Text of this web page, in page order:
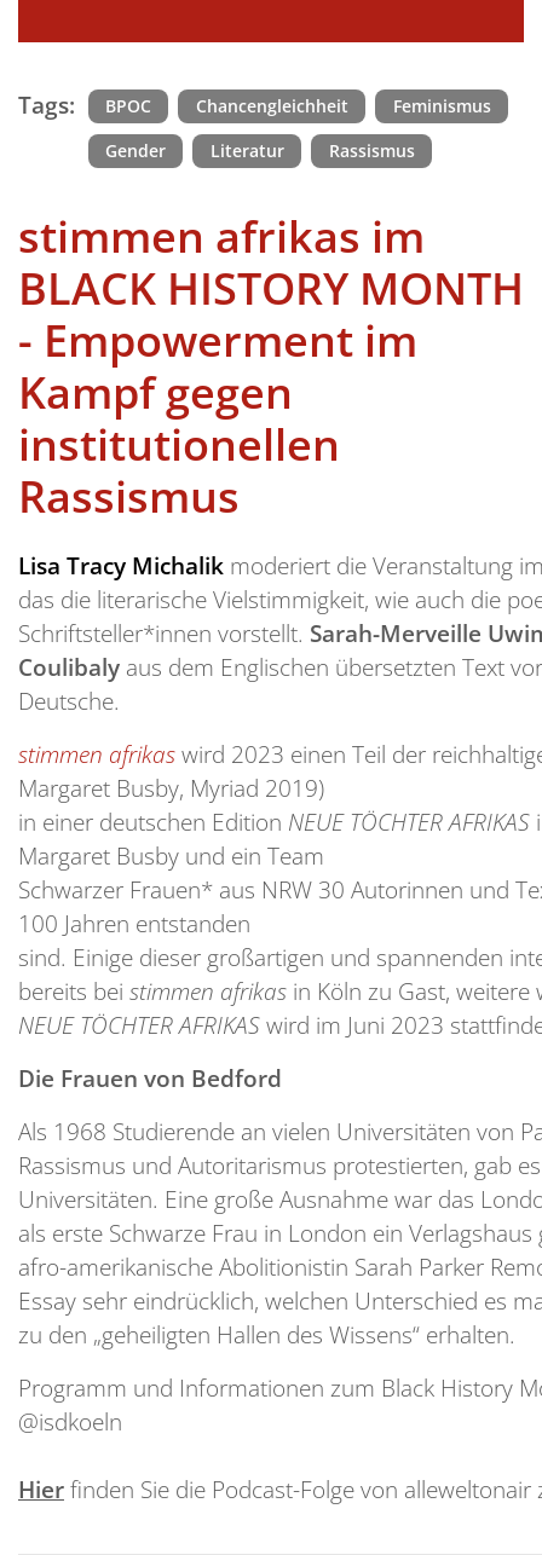
Tags: BPOC Chancengleichheit
Feminismus
Gender
Literatur Rassismus
stimmen afrikas im
BLACK HISTORY MONTH
- Empowerment im
Kampf gegen
institutionellen
Rassismus
Lisa Tracy Michalik moderiert die Veranstaltung
das die literarische Vielstimmigkeit, wie auch die
Schriftsteller*innen vorstellt. Sarah-Merveille
Coulibaly aus dem Englischen übersetzten Text
Deutsche.
stimmen afrikaswird 2023 einen Teil der
Margaret Busby, Myriad 2019)
in einer deutschen Edition NEUE TÖCHTER AFRIKAS
Margaret Busby und ein Team
Schwarzer Frauen* aus NRW 30 Autorinnen und
100 Jahren entstanden
sind. Einige dieser großartigen und spannenden
bereits bei stimmen afrikas in Köln zu Gast,
NEUE TÖCHTER AFRIKASwird im Juni 2023
Die Frauen von Bedford
Als 1968 Studierende an vielen Universitäten von
Rassismus und Autoritarismus protestierten, gab
Universitäten. Eine große Ausnahme war das
als erste Schwarze Frau in London ein
afro-amerikanische Abolitionistin Sarah Parker
Essay sehr eindrücklich, welchen Unterschied es
zu den „geheiligten Hallen des Wissens“ erhalten.
Programm und Informationen zum Black History
@isdkoeln
Hierfinden Sie die Podcast-Folge von